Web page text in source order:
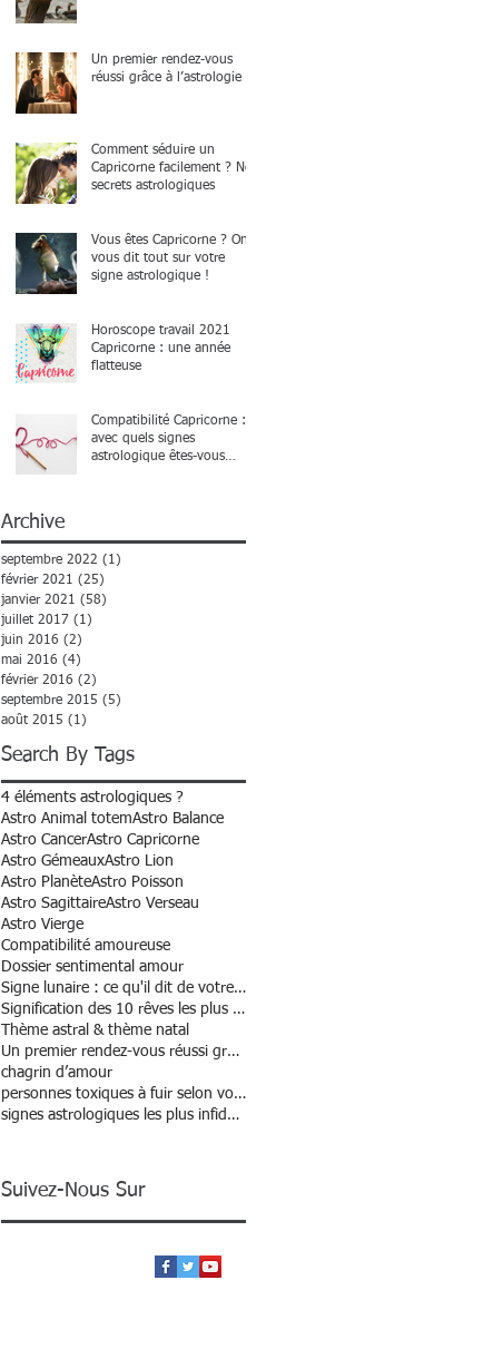
Un premier rendez-vous
réussi grâce à l’astrologie
Comment séduire un
Capricorne facilement ? Nos
secrets astrologiques
Vous êtes Capricorne ? On
vous dit tout sur votre
signe astrologique !
Horoscope travail 2021
Capricorne : une année
flatteuse
Compatibilité Capricorne :
avec quels signes
astrologique êtes-vous
Archive
septembre 2022 (1)
février 2021 (25)
janvier 2021 (58)
juillet 2017 (1)
juin 2016 (2)
mai 2016 (4)
février 2016 (2)
septembre 2015 (5)
août 2015 (1)
Search By Tags
4 éléments astrologiques ?
Astro Animal totemAstro Balance
Astro CancerAstro Capricorne
Astro GémeauxAstro Lion
Astro PlanèteAstro Poisson
Astro SagittaireAstro Verseau
Astro Vierge
Compatibilité amoureuse
Dossier sentimental amour
Signe lunaire : ce qu'il dit de votre personnalité
Signification des 10 rêves les plus courants
Thème astral & thème natal
Un premier rendez-vous réussi grâce à l’astrologie
chagrin d’amour
personnes toxiques à fuir selon votre signe
signes astrologiques les plus infidèles ?
Suivez-Nous Sur